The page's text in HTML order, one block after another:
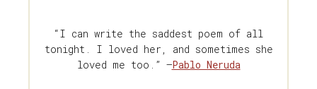
“I can write the saddest poem of all
tonight. I loved her, and sometimes she
loved me too.” —Pablo Neruda